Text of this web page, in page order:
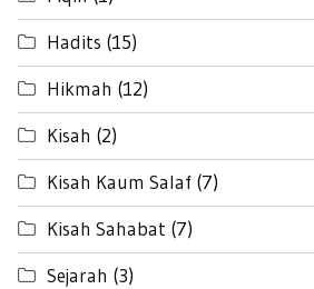
Hadits (15)
Hikmah (12)
Kisah (2)
Kisah Kaum Salaf (7)
Kisah Sahabat (7)
Sejarah (3)